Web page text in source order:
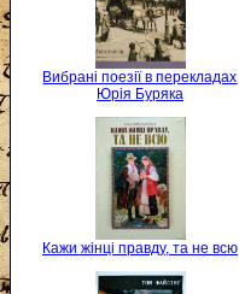
Вибрані поезії в перекладах
Юрія Буряка
Кажи жінці правду, та не всю